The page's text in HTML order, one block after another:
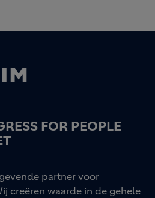
FOR PEOPLE
partner voor
creëren waarde in de gehele